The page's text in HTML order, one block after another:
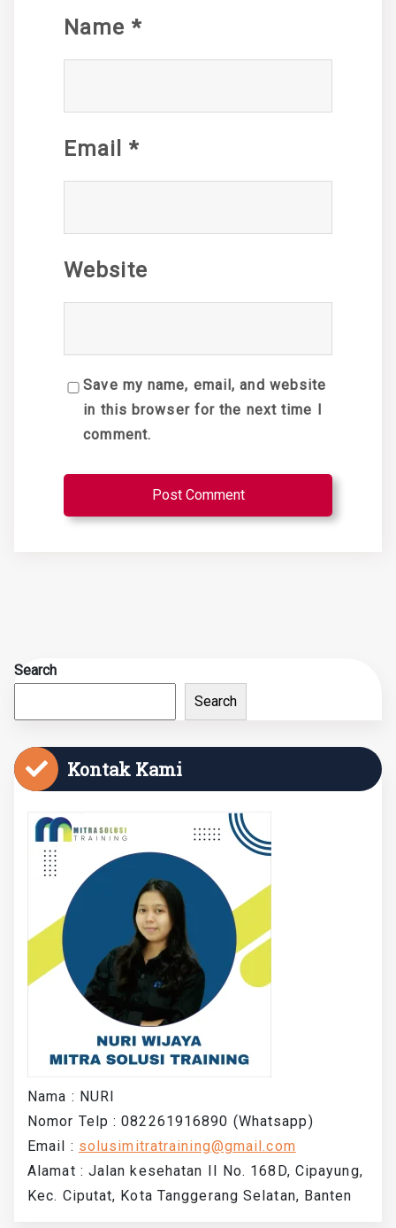
Name *
Email *
Website
Save my name, email, and website
in this browser for the next time I
comment.
Search
Search
Kontak Kami
Nama : NURI
Nomor Telp : 082261916890 (Whatsapp)
Email : solusimitratraining@gmail.com
Alamat : Jalan kesehatan II No. 168D, Cipayung,
Kec. Ciputat, Kota Tanggerang Selatan, Banten